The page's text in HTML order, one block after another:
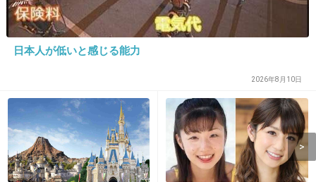
て何人いるのかさっぱりわからない
2015/12/30(水) 10:36:12
枕臭がぷんぷん
+63 -3
日本人が低いと感じる能力
2026年8月10日